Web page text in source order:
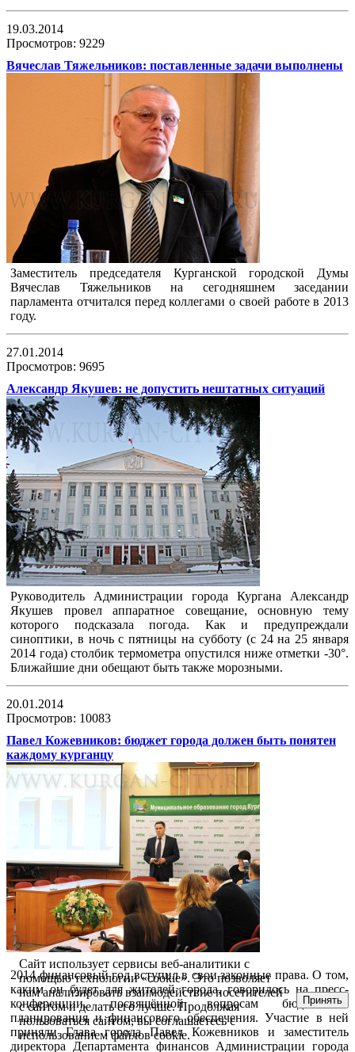
19.03.2014
Просмотров: 9229
Вячеслав Тяжельников: поставленные задачи выполнены
Заместитель председателя Курганской городской Думы
Вячеслав Тяжельников на сегодняшнем заседании
парламента отчитался перед коллегами о своей работе в 2013
году.
27.01.2014
Просмотров: 9695
Александр Якушев: не допустить нештатных ситуаций
Руководитель Администрации города Кургана Александр
Якушев провел аппаратное совещание, основную тему
которого подсказала погода. Как и предупреждали
синоптики, в ночь с пятницы на субботу (с 24 на 25 января
2014 года) столбик термометра опустился ниже отметки -30°.
Ближайшие дни обещают быть также морозными.
20.01.2014
Просмотров: 10083
Павел Кожевников: бюджет города должен быть понятен
каждому курганцу
2014 финансовый год вступил в свои законные права. О том,
каким он будет для жителей города, говорилось на пресс-
конференции, посвящённой вопросам бюджетного
планирования и финансового обеспечения. Участие в ней
приняли Глава города Павел Кожевников и заместитель
директора Департамента финансов Администрации города
Сайт использует сервисы веб-аналитики с
помощью технологии «cookie». Это позволяет
нам анализировать взаимодействие посетителей
с сайтом и делать его лучше. Продолжая
пользоваться сайтом, вы соглашаетесь с
использованием файлов cookie.
Принять